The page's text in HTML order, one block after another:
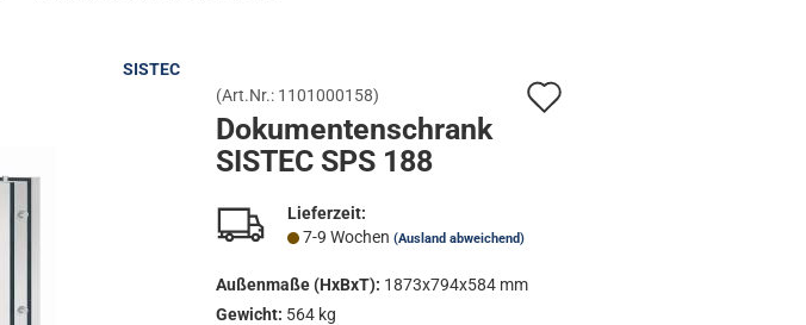
SISTEC
(Art.Nr.: 1101000158)
Do­ku­men­ten­schrank
SIS­TEC SPS 188
Lieferzeit:
7-9 Wochen (Ausland abweichend)
Außenmaße (HxBxT): 1873x794x584 mm
Gewicht: 564 kg